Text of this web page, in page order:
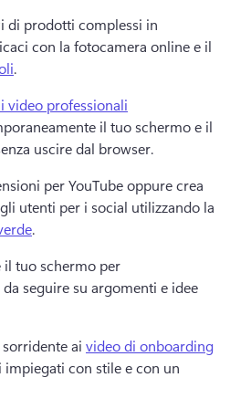
di prodotti complessi in
con la fotocamera online e il
.
video professionali
il tuo schermo e il
uscire dal browser.
per YouTube oppure crea
utenti per i social utilizzando la
.
tuo schermo per
seguire su argomenti e idee
ai video di onboarding
con stile e con un